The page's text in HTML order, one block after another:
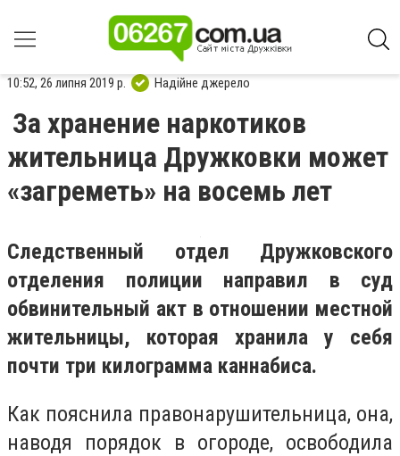
10:52, 26 липня 2019 р. Надійне джерело
За хранение наркотиков
жительница Дружковки может
«загреметь» на восемь лет
Следственный отдел Дружковского
отделения полиции направил в суд
обвинительный акт в отношении местной
жительницы, которая хранила у себя
почти три килограмма каннабиса.
Как пояснила правонарушительница, она,
наводя порядок в огороде, освободила